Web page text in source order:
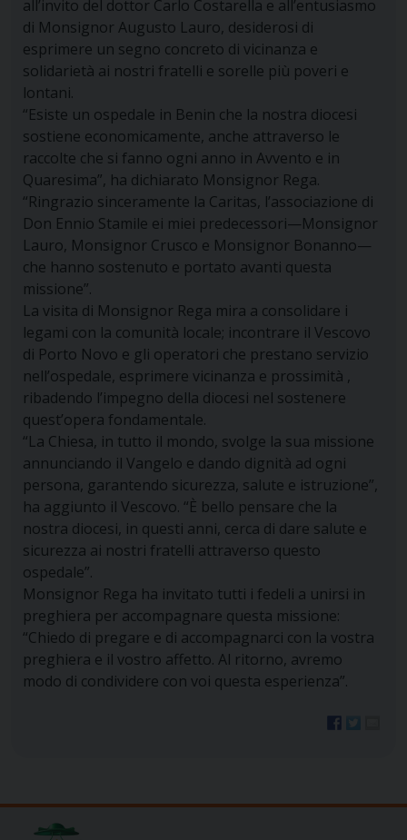
all’invito del dottor Carlo Costarella e all’entusiasmo
di Monsignor Augusto Lauro, desiderosi di
esprimere un segno concreto di vicinanza e
solidarietà ai nostri fratelli e sorelle più poveri e
lontani.
“Esiste un ospedale in Benin che la nostra diocesi
sostiene economicamente, anche attraverso le
raccolte che si fanno ogni anno in Avvento e in
Quaresima”, ha dichiarato Monsignor Rega.
“Ringrazio sinceramente la Caritas, l’associazione di
Don Ennio Stamile ei miei predecessori—Monsignor
Lauro, Monsignor Crusco e Monsignor Bonanno—
che hanno sostenuto e portato avanti questa
missione”.
La visita di Monsignor Rega mira a consolidare i
legami con la comunità locale; incontrare il Vescovo
di Porto Novo e gli operatori che prestano servizio
nell’ospedale, esprimere vicinanza e prossimità ,
ribadendo l’impegno della diocesi nel sostenere
quest’opera fondamentale.
“La Chiesa, in tutto il mondo, svolge la sua missione
annunciando il Vangelo e dando dignità ad ogni
persona, garantendo sicurezza, salute e istruzione”,
ha aggiunto il Vescovo. “È bello pensare che la
nostra diocesi, in questi anni, cerca di dare salute e
sicurezza ai nostri fratelli attraverso questo
ospedale”.
Monsignor Rega ha invitato tutti i fedeli a unirsi in
preghiera per accompagnare questa missione:
“Chiedo di pregare e di accompagnarci con la vostra
preghiera e il vostro affetto. Al ritorno, avremo
modo di condividere con voi questa esperienza”.